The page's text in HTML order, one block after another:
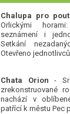
Chalupa pro
Orlickými
seznámení i
Setkání
Otevřeno
Chata Orion -
zrekonstruované
nachází v
patřící k městu Pec